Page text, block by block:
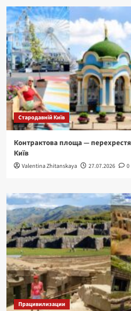
Стародавній Київ
Контрактова площа —
Київ
Valentina Zhitanskaya 27.07.2026 0
Працивилизации